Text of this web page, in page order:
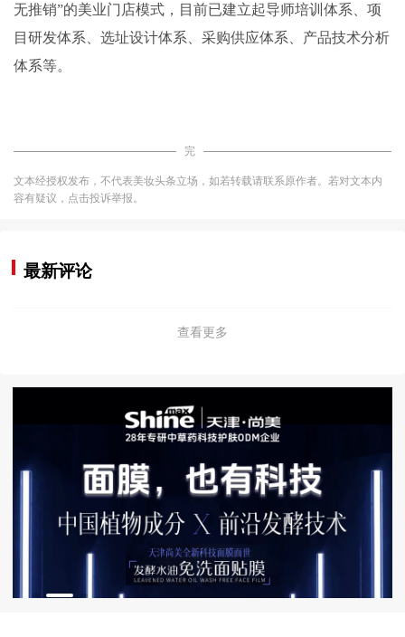
无推销”的美业门店模式，目前已建立起导师培训体系、项
目研发体系、选址设计体系、采购供应体系、产品技术分析
体系等。
完
文本经授权发布，不代表美妆头条立场，如若转载请联系原作者。若对文本内
容有疑议，点击投诉举报。
最新评论
查看更多